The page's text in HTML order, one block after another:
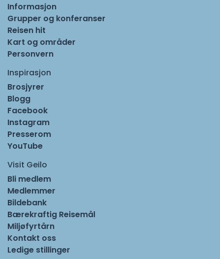
Informasjon
Grupper og konferanser
Reisen hit
Kart og områder
Personvern
Inspirasjon
Brosjyrer
Blogg
Facebook
Instagram
Presserom
YouTube
Visit Geilo
Bli medlem
Medlemmer
Bildebank
Bærekraftig Reisemål
Miljøfyrtårn
Kontakt oss
Ledige stillinger